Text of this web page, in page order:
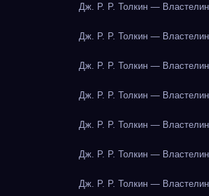
Дж. Р. Р. Толкин —
Дж. Р. Р. Толкин —
Дж. Р. Р. Толкин —
Дж. Р. Р. Толкин —
Дж. Р. Р. Толкин —
Дж. Р. Р. Толкин —
Дж. Р. Р. Толкин —